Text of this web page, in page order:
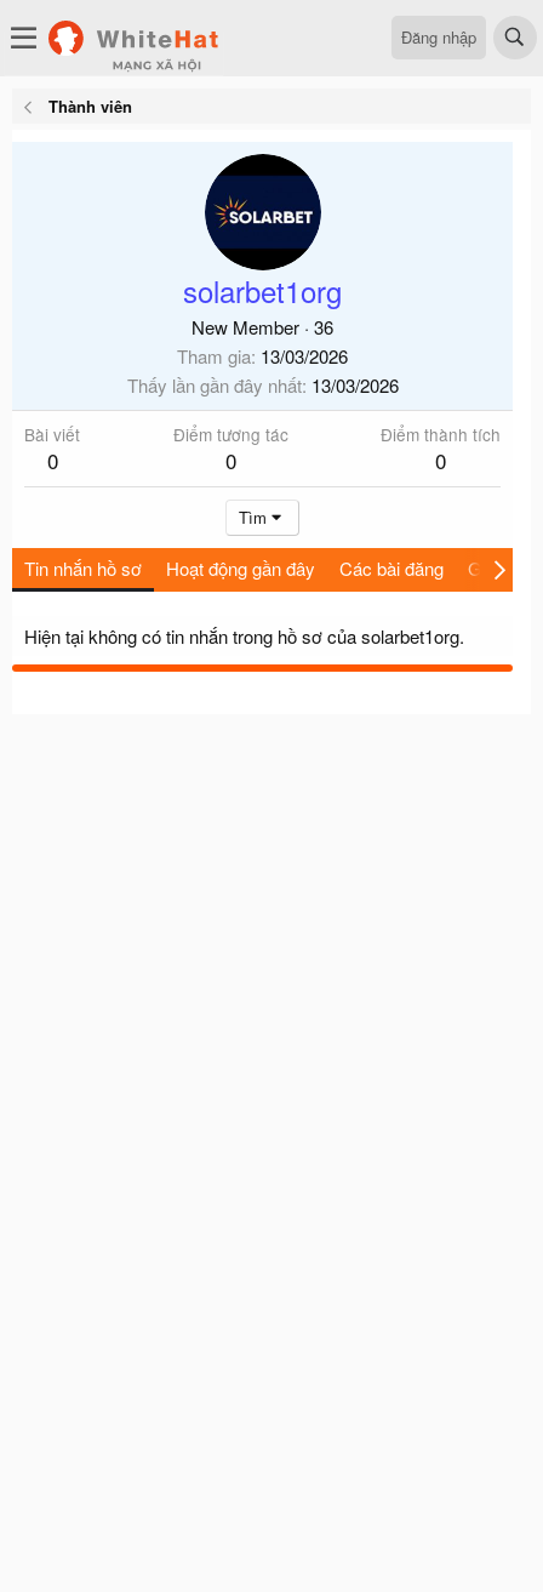
Đăng nhập
Thành viên
solarbet1org
New Member · 36
Tham gia 13/03/2026
Thấy lần gần đây nhất 13/03/2026
Bài viết
0
Điểm tương tác
0
Điểm thành tích
0
Tìm
Tin nhắn hồ sơ Hoạt động gần đây Các bài đăng Giới thiệu
Hiện tại không có tin nhắn trong hồ sơ của solarbet1org.